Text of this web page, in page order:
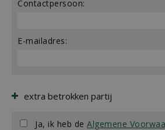
Contactpersoon:
E-mailadres:
extra betrokken partij
Ja, ik heb de Algemene